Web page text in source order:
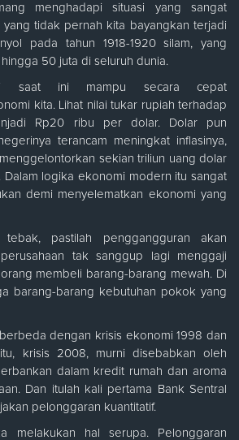
menghadapi situasi yang sangat
yang tidak pernah kita bayangkan terjadi
pada tahun 1918-1920 silam, yang
50 juta di seluruh dunia.
saat ini mampu secara cepat
kita. Lihat nilai tukar rupiah terhadap
Rp20 ribu per dolar. Dolar pun
terancam meningkat inflasinya,
sekian triliun uang dolar
Dalam logika ekonomi modern itu sangat
demi menyelematkan ekonomi yang
pastilah penggangguran akan
tak sanggup lagi menggaji
membeli barang-barang mewah. Di
barang-barang kebutuhan pokok yang
dengan krisis ekonomi 1998 dan
krisis 2008, murni disebabkan oleh
dalam kredit rumah dan aroma
Dan itulah kali pertama Bank Sentral
pelonggaran kuantitatif.
melakukan hal serupa. Pelonggaran